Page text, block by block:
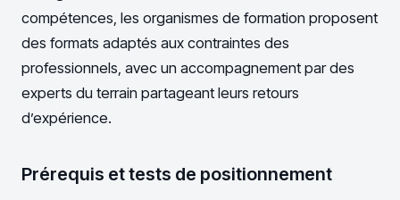
compétences, les organismes de formation proposent
des formats adaptés aux contraintes des
professionnels, avec un accompagnement par des
experts du terrain partageant leurs retours
d’expérience.
Prérequis et tests de positionnement